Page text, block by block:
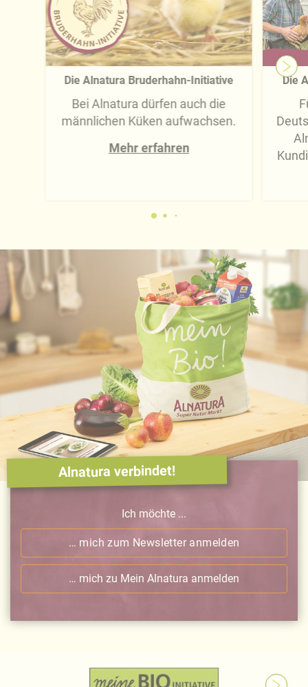
Die Alnatura Bruderhahn-Initiative
Bei Alnatura dürfen auch die
männlichen Küken aufwachsen.
Mehr erfahren
Die
Alnatura verbindet!
Ich möchte ...
… mich zum Newsletter anmelden
… mich zu Mein Alnatura anmelden